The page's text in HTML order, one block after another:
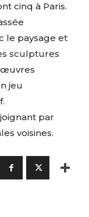
cinq à Paris.
le paysage et
sculptures
œuvres
jeu
par
voisines.